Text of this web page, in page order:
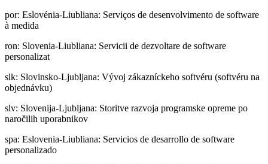
por: Eslovénia-Liubliana: Serviços de desenvolvimento de software
à medida
ron: Slovenia-Liubliana: Servicii de dezvoltare de software
personalizat
slk: Slovinsko-Ljubljana: Vývoj zákazníckeho softvéru (softvéru na
objednávku)
slv: Slovenija-Ljubljana: Storitve razvoja programske opreme po
naročilih uporabnikov
spa: Eslovenia-Liubliana: Servicios de desarrollo de software
personalizado